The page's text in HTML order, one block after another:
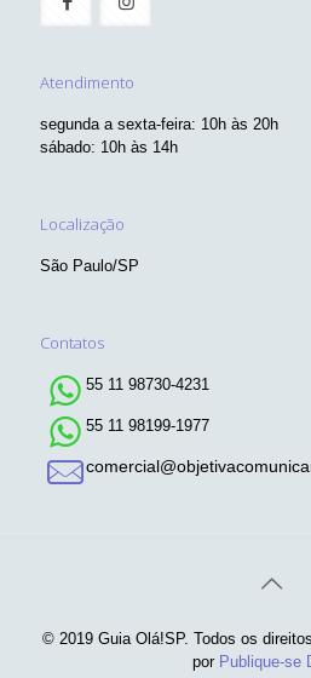
Atendimento
segunda a sexta-feira: 10h às 20h
sábado: 10h às 14h
Localização
São Paulo/SP
Contatos
55 11 98730-4231
55 11 98199-1977
© 2019 Guia Olá!SP. Todos os
por Publique-se